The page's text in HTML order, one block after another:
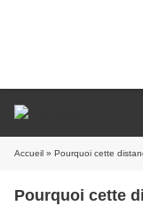
Accueil » Pourquoi cette
Pourquoi cette